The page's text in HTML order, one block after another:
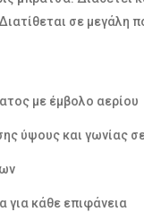
σε μεγάλη
με έμβολο αερίου
ύψους και γωνίας
για κάθε επιφάνεια